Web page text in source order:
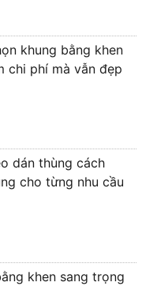
khung bằng khen
chi phí mà vẫn đẹp
dán thùng cách
cho từng nhu cầu
khen sang trọng